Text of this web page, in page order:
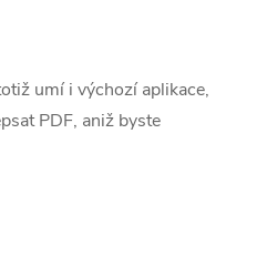
umí i výchozí aplikace,
PDF, aniž byste